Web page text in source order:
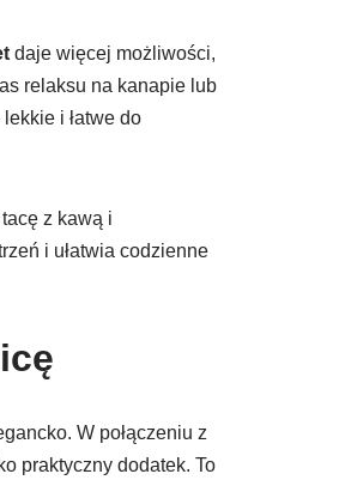
daje więcej możliwości,
relaksu na kanapie lub
i łatwe do
z kawą i
i ułatwia codzienne
W połączeniu z
praktyczny dodatek. To